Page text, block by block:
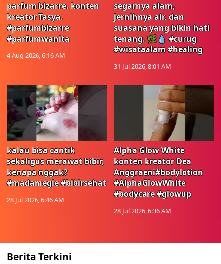
parfum bizarre. konten
kreator Tasya.
#parfumbizarre
#parfumwanita
4 Aug 2026, 6:16 AM
segarnya alam,
jernihnya air, dan
suasana yang bikin hati
tenang. 🌿💧 #curug
#wisataalam #healing
31 Jul 2026, 8:01 AM
kalau bisa cantik
sekaligus merawat bibir,
kenapa nggak?
#madamegie #bibirsehat
28 Jul 2026, 6:46 AM
Alpha Glow White
konten kreator Dea
Anggraeni#bodylotion
#AlphaGlowWhite
#bodycare #glowup
28 Jul 2026, 6:36 AM
Berita Terkini